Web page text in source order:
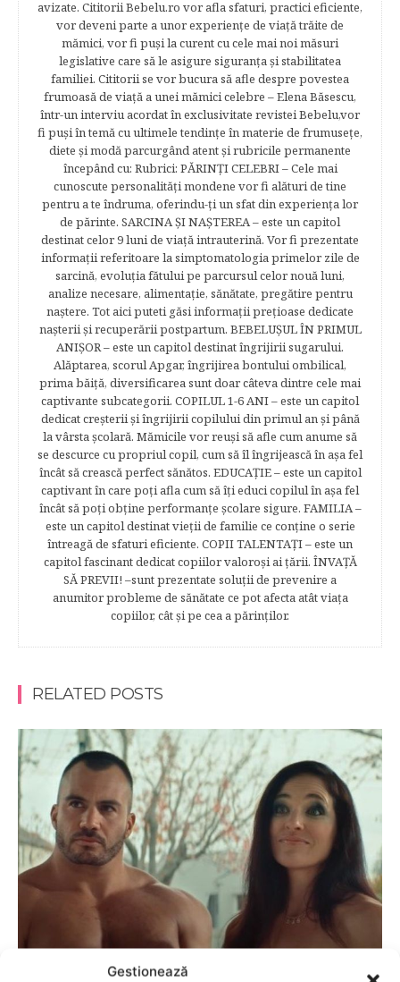
Gestionează
avizate. Cititorii Bebelu.ro vor afla sfaturi, practici eficiente,
vor deveni parte a unor experienţe de viaţă trăite de
mămici, vor fi puşi la curent cu cele mai noi măsuri
legislative care să le asigure siguranţa şi stabilitatea
familiei. Cititorii se vor bucura să afle despre povestea
frumoasă de viață a unei mămici celebre – Elena Băsescu,
într-un interviu acordat în exclusivitate revistei Bebelu,vor
fi puşi în temă cu ultimele tendinţe în materie de frumuseţe,
diete şi modă parcurgând atent şi rubricile permanente
începând cu: Rubrici: PĂRINŢI CELEBRI – Cele mai
cunoscute personalităţi mondene vor fi alături de tine
pentru a te îndruma, oferindu-ţi un sfat din experienţa lor
de părinte. SARCINA ŞI NAŞTEREA – este un capitol
destinat celor 9 luni de viaţă intrauterină. Vor fi prezentate
informaţii referitoare la simptomatologia primelor zile de
sarcină, evoluţia fătului pe parcursul celor nouă luni,
analize necesare, alimentaţie, sănătate, pregătire pentru
naştere. Tot aici puteti găsi informaţii preţioase dedicate
naşterii şi recuperării postpartum. BEBELUŞUL ÎN PRIMUL
ANIŞOR – este un capitol destinat îngrijirii sugarului.
Alăptarea, scorul Apgar, îngrijirea bontului ombilical,
prima băiţă, diversificarea sunt doar câteva dintre cele mai
captivante subcategorii. COPILUL 1-6 ANI – este un capitol
dedicat creşterii şi îngrijirii copilului din primul an şi până
la vârsta şcolară. Mămicile vor reuşi să afle cum anume să
se descurce cu propriul copil, cum să îl îngrijească în aşa fel
încât să crească perfect sănătos. EDUCAŢIE – este un capitol
captivant în care poţi afla cum să îţi educi copilul în aşa fel
încât să poţi obţine performanţe şcolare sigure. FAMILIA –
este un capitol destinat vieţii de familie ce conţine o serie
întreagă de sfaturi eficiente. COPII TALENTAŢI – este un
capitol fascinant dedicat copiilor valoroși ai țării. ÎNVAŢĂ
SĂ PREVII! –sunt prezentate soluţii de prevenire a
anumitor probleme de sănătate ce pot afecta atât viaţa
copiilor, cât şi pe cea a părinţilor.
RELATED POSTS